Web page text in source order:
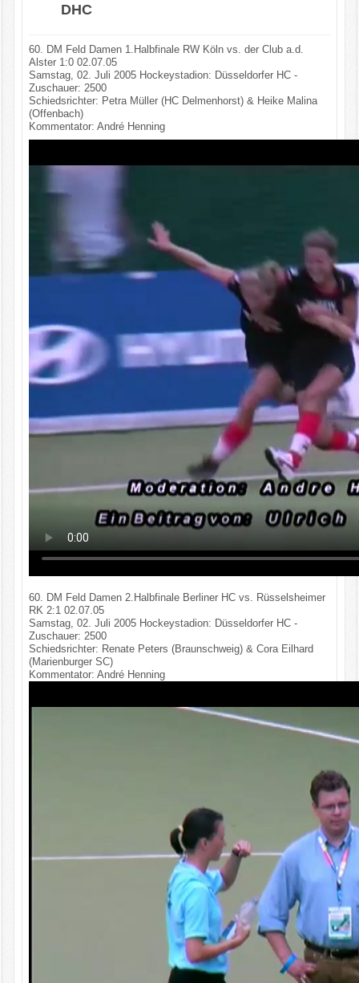
DHC
60. DM Feld Damen 1.Halbfinale RW Köln vs. der Club a.d.
Alster 1:0 02.07.05
Samstag, 02. Juli 2005 Hockeystadion: Düsseldorfer HC -
Zuschauer: 2500
Schiedsrichter: Petra Müller (HC Delmenhorst) & Heike Malina
(Offenbach)
Kommentator: André Henning
60. DM Feld Damen 2.Halbfinale Berliner HC vs. Rüsselsheimer
RK 2:1 02.07.05
Samstag, 02. Juli 2005 Hockeystadion: Düsseldorfer HC -
Zuschauer: 2500
Schiedsrichter: Renate Peters (Braunschweig) & Cora Eilhard
(Marienburger SC)
Kommentator: André Henning